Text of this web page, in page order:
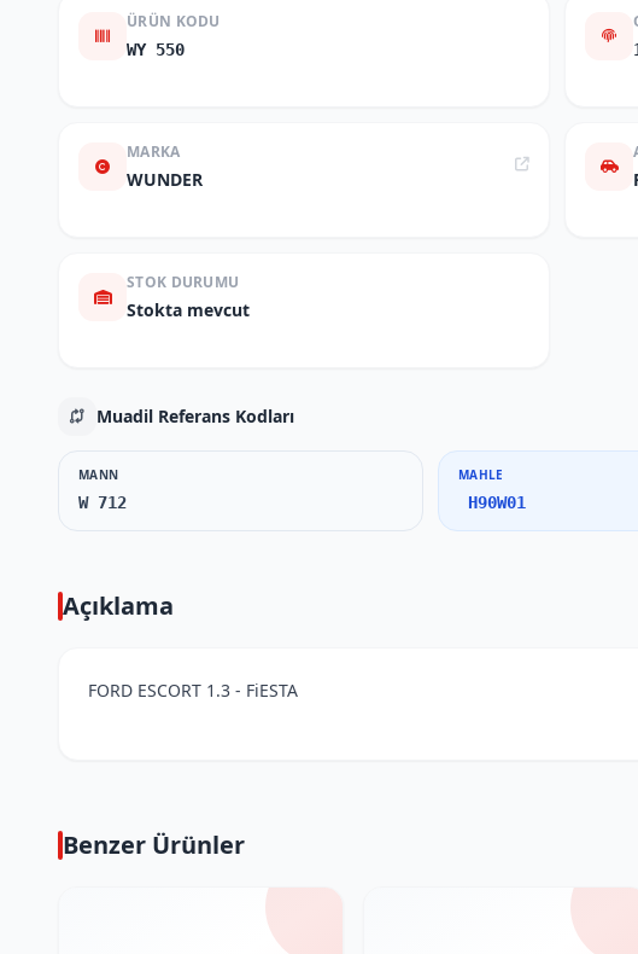
ÜRÜN KODU
WY 550
MARKA
WUNDER
STOK DURUMU
Stokta mevcut
Muadil Referans Kodları
MANN
W 712
MAHLE
H90W01
Açıklama
FORD ESCORT 1.3 - FiESTA
Benzer Ürünler